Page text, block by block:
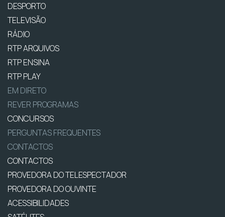
DESPORTO
TELEVISÃO
RÁDIO
RTP ARQUIVOS
RTP ENSINA
RTP PLAY
EM DIRETO
REVER PROGRAMAS
CONCURSOS
PERGUNTAS FREQUENTES
CONTACTOS
CONTACTOS
PROVEDORA DO TELESPECTADOR
PROVEDORA DO OUVINTE
ACESSIBILIDADES